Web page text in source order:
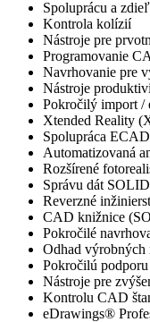
Spoluprácu a
Kontrola kolízií
Nástroje pre
Programovanie
Navrhovanie pre
Nástroje
Pokročilý import /
Xtended Reality
Spolupráca
Automatizovaná
Rozšírené
Správu dát
Reverzné
CAD knižnice
Pokročilé
Odhad
Pokročilú
Nástroje pre
Kontrolu CAD
eDrawings®